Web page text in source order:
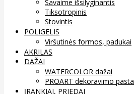
Savaime išsilyginantis
Tiksotropinis
Stovintis
POLIGELIS
Viršutinės formos, padukai
AKRILAS
DAŽAI
WATERCOLOR dažai
PROART dekoravimo pasta
ĮRANKIAI, PRIEDAI